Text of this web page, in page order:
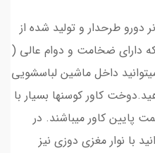
دورو طرحدار و تولید شده از
دارای ضخامت و دوام عالی (
داخل ماشین لباسشویی
کاور کوسنها بسیار با
پایین کاور میباشند. در
با نوار مغزی دوزی نیز